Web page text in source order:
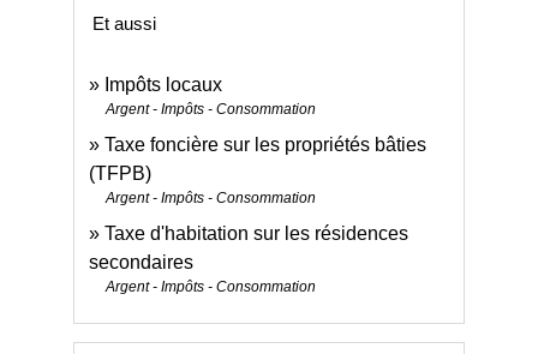
Et aussi
Impôts locaux
Argent - Impôts - Consommation
Taxe foncière sur les propriétés bâties
(TFPB)
Argent - Impôts - Consommation
Taxe d'habitation sur les résidences
secondaires
Argent - Impôts - Consommation